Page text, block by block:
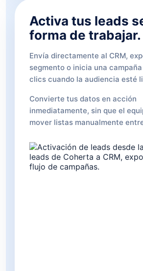
Activa tus leads
forma de trabajar.
Envía directamente al CRM,
segmento o inicia una
clics cuando la audiencia esté
Convierte tus datos en acción
inmediatamente, sin que el
mover listas manualmente